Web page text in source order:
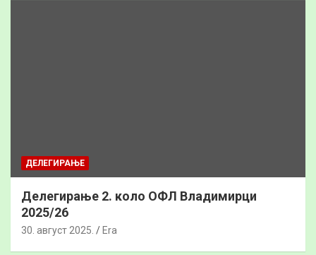
ДЕЛЕГИРАЊЕ
Делегирање 2. коло ОФЛ Владимирци
2025/26
30. август 2025. Era